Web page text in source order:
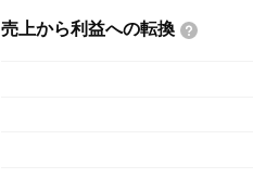
売上から利益への転換